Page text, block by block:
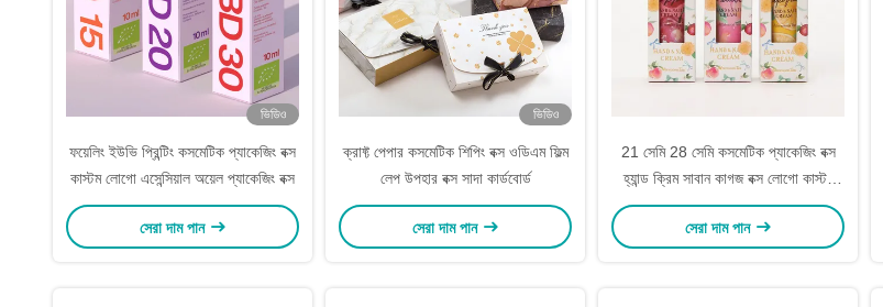
ভিডিও
ফয়েলিং ইউভি প্রিন্টিং কসমেটিক প্যাকেজিং বক্স
কাস্টম লোগো এসেন্সিয়াল অয়েল প্যাকেজিং বক্স
সেরা দাম পান
ভিডিও
ক্রাফ্ট পেপার কসমেটিক শিপিং বক্স ওডিএম ফিল্ম
লেপ উপহার বক্স সাদা কার্ডবোর্ড
সেরা দাম পান
21 সেমি 28 সেমি কসমেটিক প্যাকেজিং বক্স
হ্যান্ড ক্রিম সাবান কাগজ বক্স লোগো কাস্টম
মুদ্রিত
সেরা দাম পান